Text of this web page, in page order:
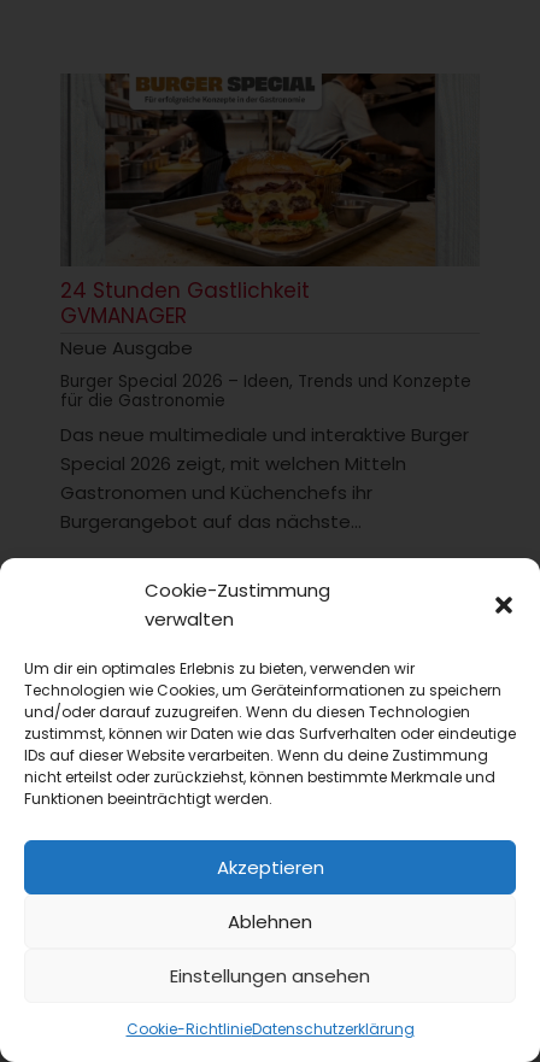
Cookie-Zustimmung
verwalten
Um dir ein optimales Erlebnis zu bieten, verwenden wir
Technologien wie Cookies, um Geräteinformationen zu speichern
und/oder darauf zuzugreifen. Wenn du diesen Technologien
zustimmst, können wir Daten wie das Surfverhalten oder eindeutige
IDs auf dieser Website verarbeiten. Wenn du deine Zustimmung
nicht erteilst oder zurückziehst, können bestimmte Merkmale und
Funktionen beeinträchtigt werden.
Akzeptieren
Ablehnen
Einstellungen ansehen
Cookie-RichtlinieDatenschutzerklärung
24 Stunden Gastlichkeit
GVMANAGER
Neue Ausgabe
Burger Special 2026 – Ideen, Trends und Konzepte
für die Gastronomie
Das neue multimediale und interaktive Burger
Special 2026 zeigt, mit welchen Mitteln
Gastronomen und Küchenchefs ihr
Burgerangebot auf das nächste...
Convotherm, 50 Jahre Kombidämpfer und